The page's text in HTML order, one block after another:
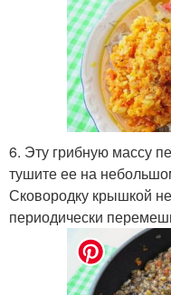
6. Эту грибную массу
тушите ее на
Сковородку крышкой
периодически